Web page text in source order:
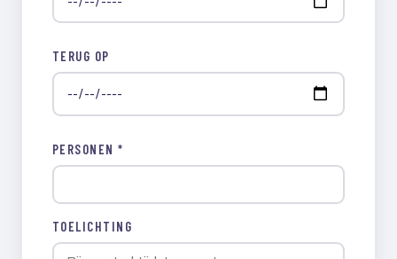
TERUG OP
PERSONEN *
TOELICHTING